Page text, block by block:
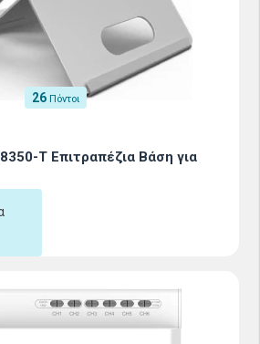
26 Πόντοι
T Επιτραπέζια Βάση για